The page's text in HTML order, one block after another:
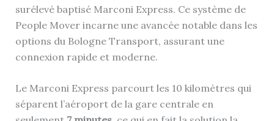
surélevé baptisé Marconi Express. Ce système de
People Mover incarne une avancée notable dans les
options du Bologne Transport, assurant une
connexion rapide et moderne.
Le Marconi Express parcourt les 10 kilomètres qui
séparent l’aéroport de la gare centrale en